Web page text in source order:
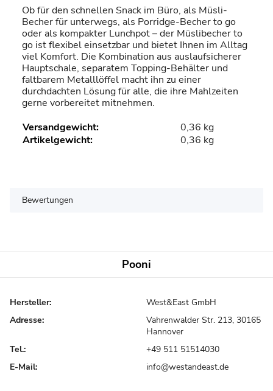
Ob für den schnellen Snack im Büro, als Müsli-
Becher für unterwegs, als Porridge-Becher to go
oder als kompakter Lunchpot – der Müslibecher to
go ist flexibel einsetzbar und bietet Ihnen im Alltag
viel Komfort. Die Kombination aus auslaufsicherer
Hauptschale, separatem Topping-Behälter und
faltbarem Metalllöffel macht ihn zu einer
durchdachten Lösung für alle, die ihre Mahlzeiten
gerne vorbereitet mitnehmen.
Versandgewicht:
0,36 kg
Artikelgewicht:
0,36 kg
Bewertungen
Pooni
Hersteller:
West&East GmbH
Adresse:
Vahrenwalder Str. 213, 30165
Hannover
Tel.:
+49 511 51514030
E-Mail:
info@westandeast.de